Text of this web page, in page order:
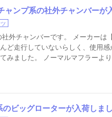
ャンプ系の社外チャンバーが
外チャンバーです。 メーカーは
ど走行していないらしく、使用
みました。 ノーマルマフラーよ
のビッグローターが入荷しまし